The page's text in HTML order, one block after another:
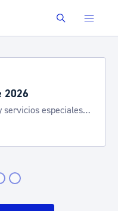
Buscar
2026
servicios especiales